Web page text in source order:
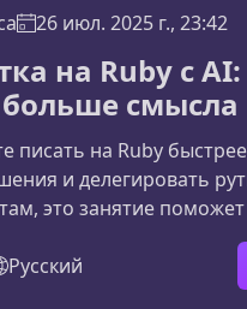
получите максимум
к работе с высоконагр
26 июл. 2025 г., 23:42
на Ruby с
смысла
писать на Ruby
и делегировать
это занятие
а не в
AI в ежедневный
Русский